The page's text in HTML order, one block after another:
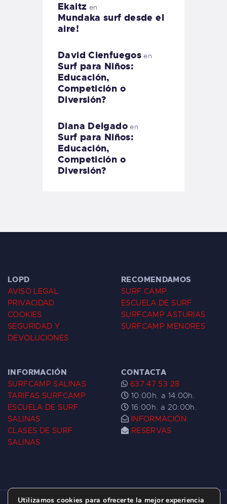
Ekaitz en
Mundaka surf desde el
aire!
David Cienfuegos en
Surf para Niños:
Educación,
Competición o
Diversión?
Diana Delgadoen
Surf para Niños:
Educación,
Competición o
Diversión?
LOPD
AVISO LEGAL
PRIVACIDAD
COOKIES
SEGURIDAD Y
DEVOLUCIONES
RECOMENDAMOS
SURF CAMP
ESCUELA DE SURF
SURFCAMP ASTURIAS
SURFCAMP MENORES
INFORMACIÓN
SURFCAMP SALINAS
TARIFAS SURFCAMP
ESCUELA DE SURF
SALINAS
CLASES DE SURF
SALINAS
CONTACTA
637 47 53 28
10:00h. a 14:00h.
16:00h. a 20:00h.
INFORMACIÓN
RESERVAS
Utilizamos cookies para ofrecerte la mejor experiencia